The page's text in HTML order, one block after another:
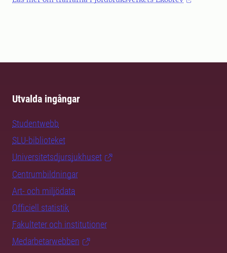
Utvalda ingångar
Studentwebb
SLU-biblioteket
Universitetsdjursjukhuset
Centrumbildningar
Art- och miljödata
Officiell statistik
Fakulteter och institutioner
Medarbetarwebben